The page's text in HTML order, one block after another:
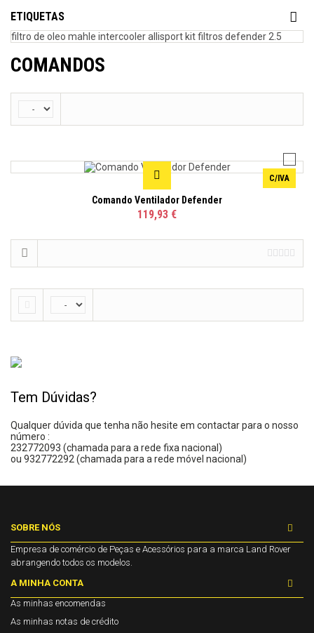
ETIQUETAS
filtro de oleo mahle intercooler allisport kit filtros defender 2.5
COMANDOS
C/IVA
Comando Ventilador Defender
119,93 €
Tem Dúvidas?
Qualquer dúvida que tenha não hesite em contactar para o nosso
número :
232772093 (chamada para a rede fixa nacional)
ou 932772292 (chamada para a rede móvel nacional)
SOBRE NÓS
Empresa de comércio de Peças e Acessórios para a marca Land Rover
abrangendo todos os modelos.
A MINHA CONTA
As minhas encomendas
As minhas notas de crédito